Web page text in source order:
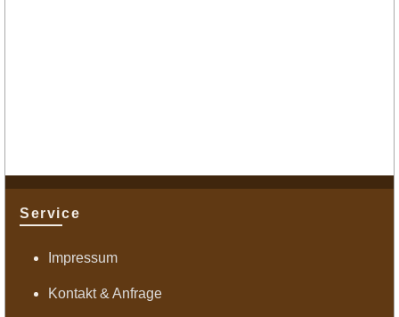
Service
Impressum
Kontakt & Anfrage